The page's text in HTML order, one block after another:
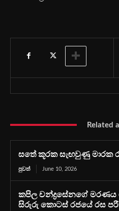
Related
සතේ කූරක සැඟවුණු මාරක
පුවත් June 10, 2026
කපිල චන්ද්‍රසේනගේ මරණය
සිරුරු කොටස් රජයේ රස